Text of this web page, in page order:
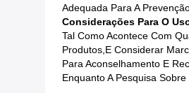
Adequada Para A
Considerações Para O
Tal Como Acontece Com
Produtos,e Considerar
Para Aconselhamento E
Enquanto A Pesquisa